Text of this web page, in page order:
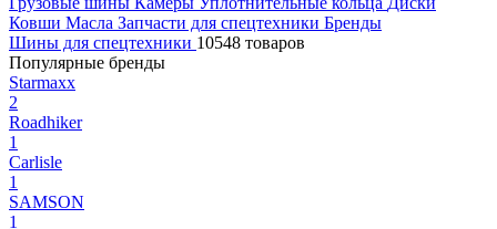
Ковши Масла Запчасти для спецтехники Бренды
Шины для спецтехники 10548 товаров
Популярные бренды
Starmaxx
2
Roadhiker
1
Carlisle
1
SAMSON
1